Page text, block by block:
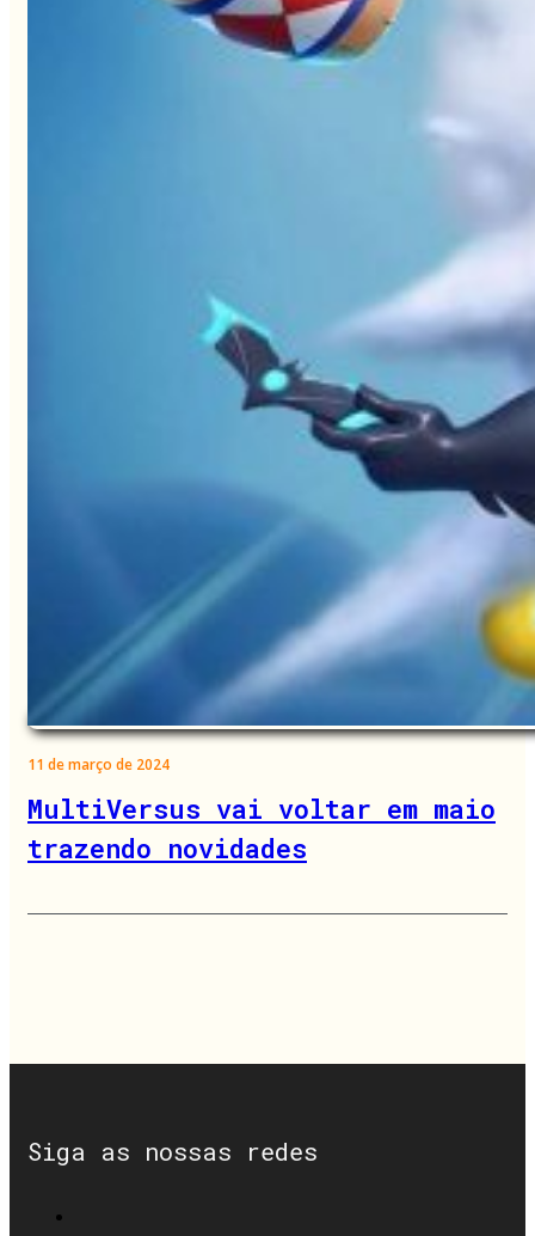
11 de março de 2024
MultiVersus vai voltar em maio
trazendo novidades
Siga as nossas redes